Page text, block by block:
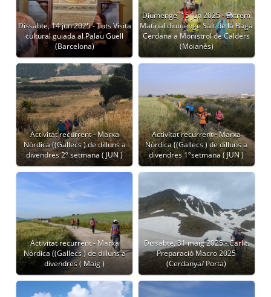
Dissabte, 14 jun 2025 - Tots Visita
cultural guiada al Palau Güell
(Barcelona)
Diumenge, 15 jun 2025 - Extrem
Matinal diumenge Salt de la Baga
Cerdana a Monistrol de Calders
(Moianès)
Activitat recurrent - Marxa
Nòrdica ((Gallecs ) de dilluns a
divendres 2º setmana ( JUN )
Activitat recurrent - Marxa
Nòrdica ((Gallecs ) de dilluns a
divendres 1ºsetmana ( JUN )
Activitat recurrent - Marxa
Nòrdica ((Gallecs ) de dilluns a
divendres ( Maig )
Dissabte, 31 maig 2025 - Carlit.
Preparació Macro 2025
(Cerdanya/ Porta)